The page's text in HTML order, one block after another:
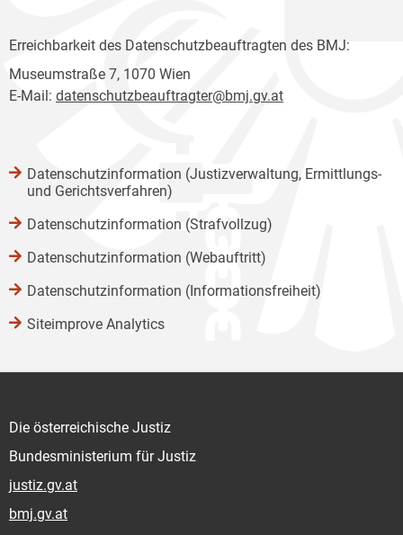
Erreichbarkeit des Datenschutzbeauftragten des BMJ:
Museumstraße 7, 1070 Wien
E-Mail: datenschutzbeauftragter@bmj.gv.at
Datenschutzinformation (Justizverwaltung, Ermittlungs-
und Gerichtsverfahren)
Datenschutzinformation (Strafvollzug)
Datenschutzinformation (Webauftritt)
Datenschutzinformation (Informationsfreiheit)
Siteimprove Analytics
Die österreichische Justiz
Bundesministerium für Justiz
justiz.gv.at
bmj.gv.at